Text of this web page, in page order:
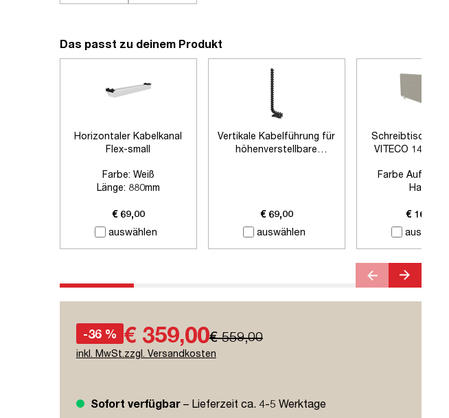
Das passt zu deinem Produkt
auswählen
Horizontaler Kabelkanal
Flex-small
Farbe: Weiß
Länge: 880mm
€ 69,00
auswählen
Vertikale Kabelführung für
höhenverstellbare
€ 69,00
VITECO 140cm
Farbe
Harbor
Länge:
€ 169,00
-36 % € 359,00€ 559,00
inkl. MwSt.zzgl. Versandkosten
Sofort verfügbar– Lieferzeit ca. 4-5 Werktage